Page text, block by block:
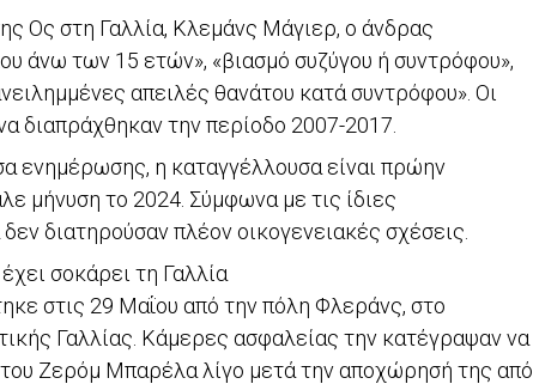
Ος στη Γαλλία, Κλεμάνς Μάγιερ, ο άνδρας
άνω των 15 ετών», «βιασμό συζύγου ή συντρόφου»,
απειλές θανάτου κατά συντρόφου». Οι
διαπράχθηκαν την περίοδο 2007-2017.
ενημέρωσης, η καταγγέλλουσα είναι πρώην
μήνυση το 2024. Σύμφωνα με τις ίδιες
διατηρούσαν πλέον οικογενειακές σχέσεις.
σοκάρει τη Γαλλία
στις 29 Μαΐου από την πόλη Φλεράνς, στο
Γαλλίας. Κάμερες ασφαλείας την κατέγραψαν να
του Ζερόμ Μπαρέλα λίγο μετά την αποχώρησή της από